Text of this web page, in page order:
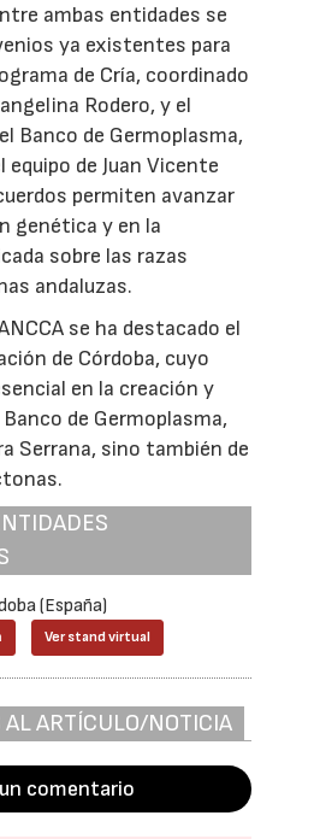
ambas entidades se
ya existentes para
de Cría, coordinado
Rodero, y el
Banco de Germoplasma,
equipo de Juan Vicente
permiten avanzar
genética y en la
sobre las razas
andaluzas.
se ha destacado el
de Córdoba, cuyo
en la creación y
de Germoplasma,
Serrana, sino también de
(España)
Ver stand virtual
AL ARTÍCULO/NOTICIA
comentario